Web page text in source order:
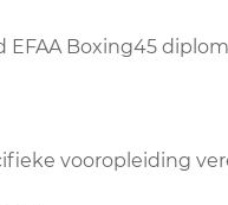
Boxing45
vooropleiding